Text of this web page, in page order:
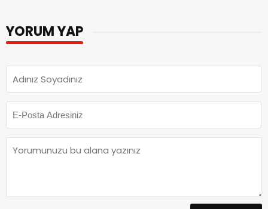
YORUM YAP